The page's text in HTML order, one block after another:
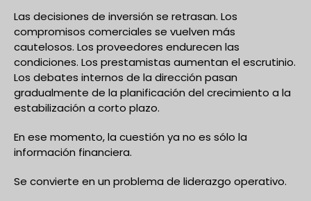
Las decisiones de inversión se retrasan. Los
compromisos comerciales se vuelven más
cautelosos. Los proveedores endurecen las
condiciones. Los prestamistas aumentan el escrutinio.
Los debates internos de la dirección pasan
gradualmente de la planificación del crecimiento a la
estabilización a corto plazo.
En ese momento, la cuestión ya no es sólo la
información financiera.
Se convierte en un problema de liderazgo operativo.